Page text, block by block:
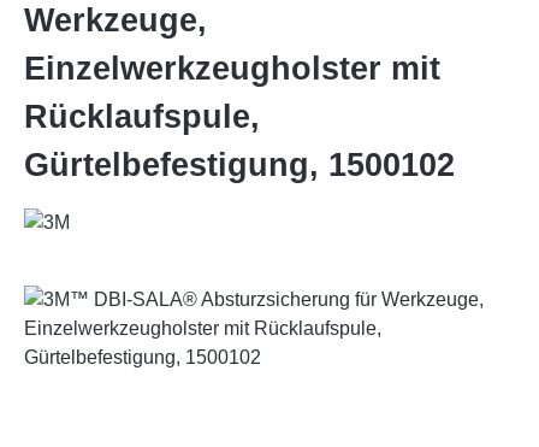
Werkzeuge,
Einzelwerkzeugholster mit
Rücklaufspule,
Gürtelbefestigung, 1500102
Bildergalerie überspringen